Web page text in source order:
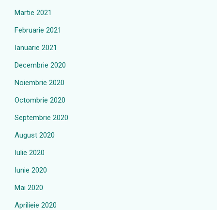
Martie 2021
Februarie 2021
Ianuarie 2021
Decembrie 2020
Noiembrie 2020
Octombrie 2020
Septembrie 2020
August 2020
Iulie 2020
Iunie 2020
Mai 2020
Aprilieie 2020